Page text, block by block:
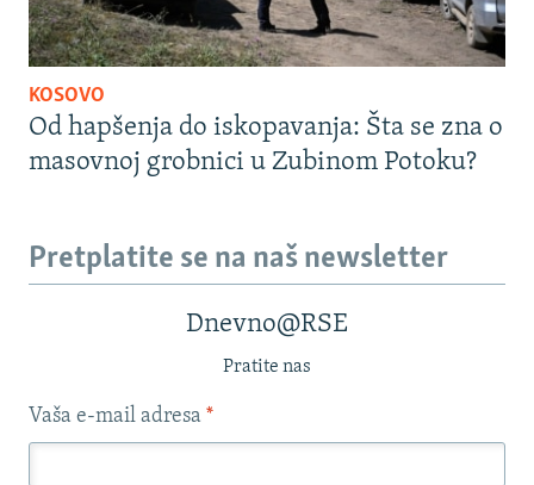
KOSOVO
Od hapšenja do iskopavanja: Šta se zna o
masovnoj grobnici u Zubinom Potoku?
Pretplatite se na naš newsletter
Dnevno@RSE
Pratite nas
Vaša e-mail adresa *